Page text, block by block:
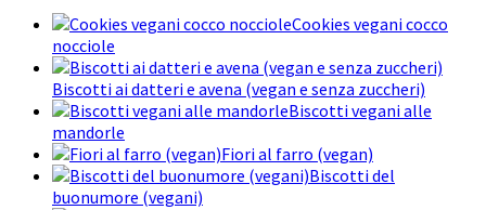
Cookies vegani cocco
nocciole
Biscotti ai datteri e avena (vegan e senza zuccheri)
Biscotti vegani alle
mandorle
Fiori al farro (vegan)
Biscotti del
buonumore (vegani)